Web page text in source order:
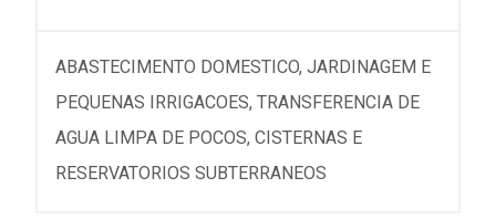
ABASTECIMENTO DOMESTICO, JARDINAGEM E
PEQUENAS IRRIGACOES, TRANSFERENCIA DE
AGUA LIMPA DE POCOS, CISTERNAS E
RESERVATORIOS SUBTERRANEOS